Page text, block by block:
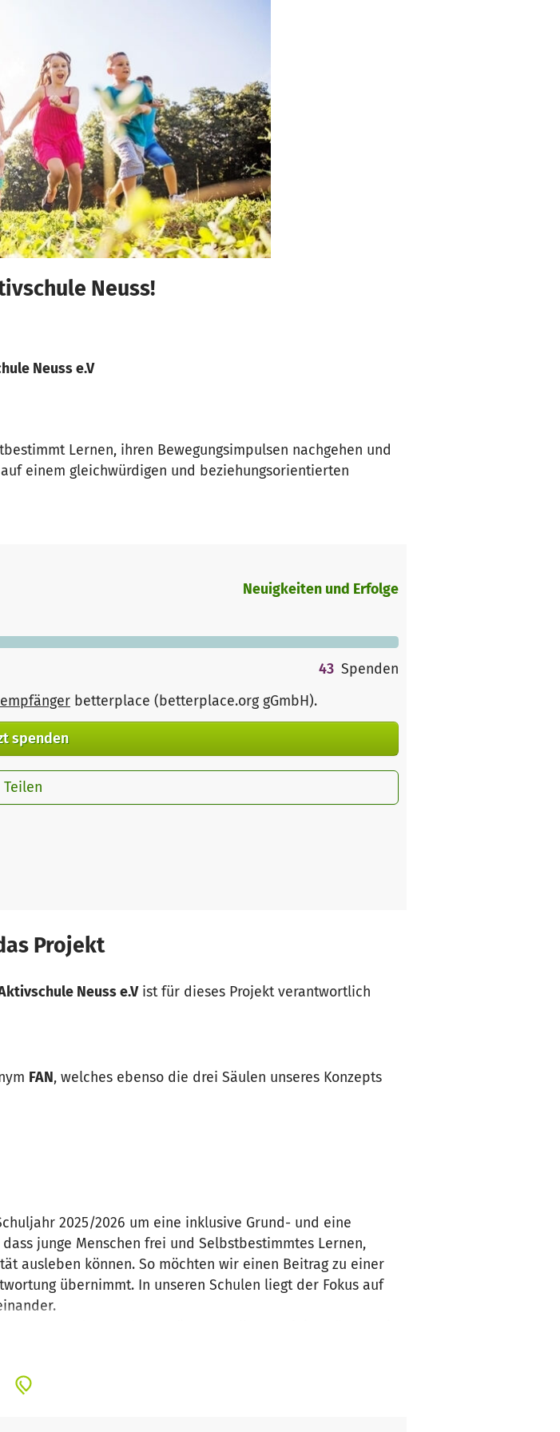
Neuss!
Neuss e.V
Lernen, ihren Bewegungsimpulsen nachgehen und
einem gleichwürdigen und beziehungsorientierten
Neuigkeiten und Erfolge
43 Spenden
betterplace (betterplace.org gGmbH).
spenden
Teilen
Projekt
Neuss e.Vist für dieses Projekt verantwortlich
FAN, welches ebenso die drei Säulen unseres Konzepts
2025/2026 um eine inklusive Grund- und eine
junge Menschen frei und Selbstbestimmtes Lernen,
ausleben können. So möchten wir einen Beitrag zu einer
übernimmt. In unseren Schulen liegt der Fokus auf
geben. Anstelle von Frontalunterricht sollen die
durch eine positive Fehlerkultur und zur